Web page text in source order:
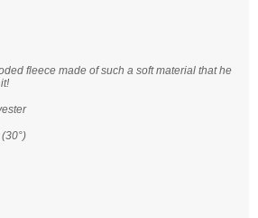
fleece made of such a soft material that he